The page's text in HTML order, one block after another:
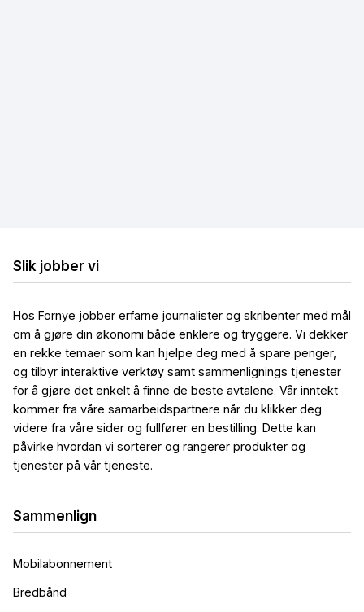
Slik jobber vi
Hos Fornye jobber erfarne journalister og skribenter med mål
om å gjøre din økonomi både enklere og tryggere. Vi dekker
en rekke temaer som kan hjelpe deg med å spare penger,
og tilbyr interaktive verktøy samt sammenlignings tjenester
for å gjøre det enkelt å finne de beste avtalene. Vår inntekt
kommer fra våre samarbeidspartnere når du klikker deg
videre fra våre sider og fullfører en bestilling. Dette kan
påvirke hvordan vi sorterer og rangerer produkter og
tjenester på vår tjeneste.
Sammenlign
Mobilabonnement
Bredbånd